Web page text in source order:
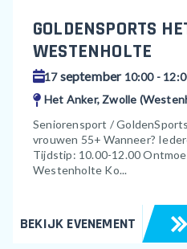
GOLDENSPORTS
WESTENHOLTE
17september10:00 -
Het Anker, Zwolle
Seniorensport /
vrouwen 55+ Wanneer?
Tijdstip: 10.00-12.00
Westenholte Ko...
BEKIJK EVENEMENT